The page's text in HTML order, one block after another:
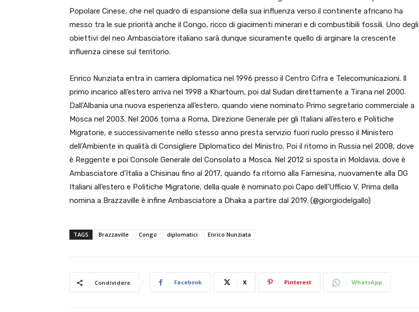
Popolare Cinese, che nel quadro di espansione della sua influenza verso il continente africano ha
messo tra le sue priorità anche il Congo, ricco di giacimenti minerari e di combustibili fossili. Uno degli
obiettivi del neo Ambasciatore italiano sarà dunque sicuramente quello di arginare la crescente
influenza cinese sul territorio.
Enrico Nunziata entra in carriera diplomatica nel 1996 presso il Centro Cifra e Telecomunicazioni. Il
primo incarico all’estero arriva nel 1998 a Khartoum, poi dal Sudan direttamente a Tirana nel 2000.
Dall’Albania una nuova esperienza all’estero, quando viene nominato Primo segretario commerciale a
Mosca nel 2003. Nel 2006 torna a Roma, Direzione Generale per gli Italiani all’estero e Politiche
Migratorie, e successivamente nello stesso anno presta servizio fuori ruolo presso il Ministero
dell’Ambiente in qualità di Consigliere Diplomatico del Ministro. Poi il ritorno in Russia nel 2008, dove
è Reggente e poi Console Generale del Consolato a Mosca. Nel 2012 si sposta in Moldavia, dove è
Ambasciatore d’Italia a Chisinau fino al 2017, quando fa ritorno alla Farnesina, nuovamente alla DG
Italiani all’estero e Politiche Migratorie, della quale è nominato poi Capo dell’Ufficio V. Prima della
nomina a Brazzaville è infine Ambasciatore a Dhaka a partire dal 2019. (@giorgiodelgallo)
TAGS Brazzaville Congo diplomatici Enrico Nunziata
Condividere Facebook X Pinterest WhatsApp